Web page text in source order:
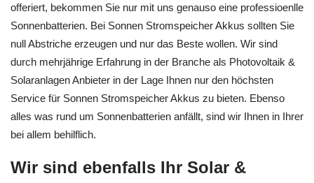
offeriert, bekommen Sie nur mit uns genauso eine professioenlle
Sonnenbatterien. Bei Sonnen Stromspeicher Akkus sollten Sie
null Abstriche erzeugen und nur das Beste wollen. Wir sind
durch mehrjährige Erfahrung in der Branche als Photovoltaik &
Solaranlagen Anbieter in der Lage Ihnen nur den höchsten
Service für Sonnen Stromspeicher Akkus zu bieten. Ebenso
alles was rund um Sonnenbatterien anfällt, sind wir Ihnen in Ihrer
bei allem behilflich.
Wir sind ebenfalls Ihr Solar &